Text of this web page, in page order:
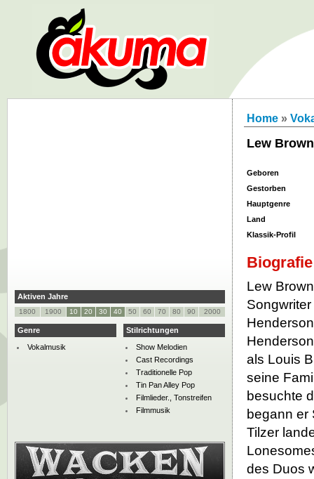
Home »
Lew Brown
Geboren
Gestorben
Hauptgenre
Land
Klassik-Profil
Biografie
Lew
als Louis
seine
besuchte
begann er
Tilzer
des Duos
Aktiven Jahre
1800 1900 10 20 30 40 50 60 70 80 90 2000
Genre
Vokalmusik
Stilrichtungen
Show Melodien
Cast Recordings
Traditionelle Pop
Tin Pan Alley Pop
Filmlieder., Tonstreifen
Filmmusik